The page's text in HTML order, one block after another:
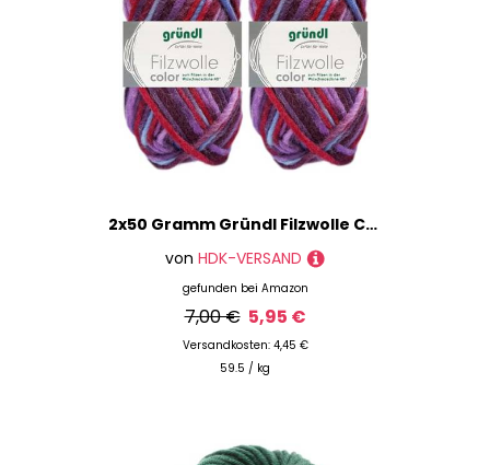
2x50 Gramm Gründl Filzwolle Color aus 100% reiner Schurwolle inkl. Anleitung für Topflappen (40 Fuchsia Flieder Hellblau Multicolor)
von HDK-VERSAND
gefunden bei Amazon
7,00 € 5,95 €
Versandkosten: 4,45 €
59.5 / kg